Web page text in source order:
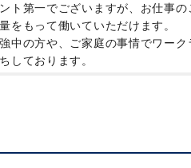
ト第一でございますが、お仕事の
をもって働いていただけます。
中の方や、ご家庭の事情でワー
しております。